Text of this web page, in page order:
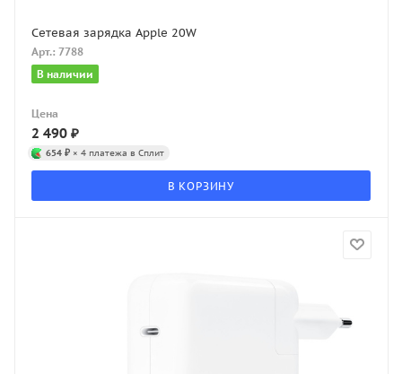
Сетевая зарядка Apple 20W
Арт.: 7788
В наличии
Цена
2 490 ₽
654 ₽ × 4 платежа в Сплит
В КОРЗИНУ